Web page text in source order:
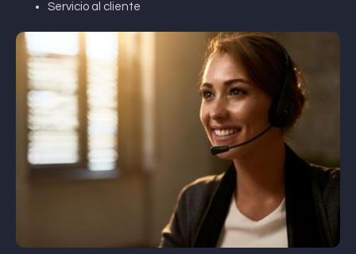
Servicio al cliente